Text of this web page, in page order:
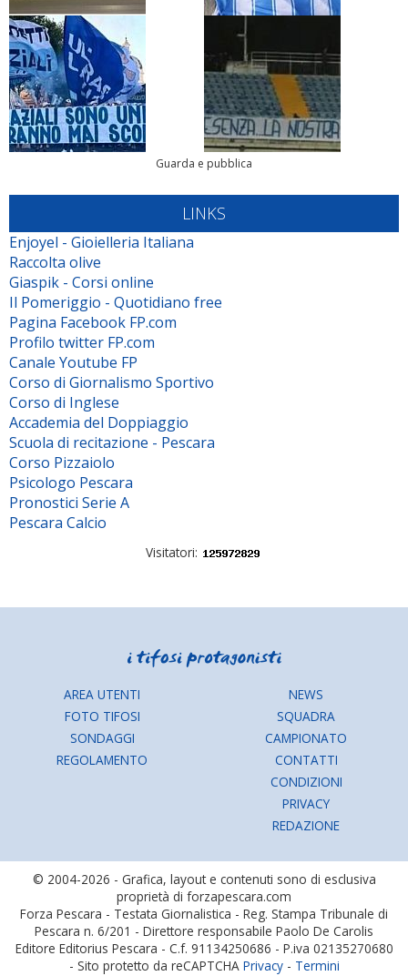
Guarda e pubblica
LINKS
Enjoyel - Gioielleria Italiana
Raccolta olive
Giaspik - Corsi online
Il Pomeriggio - Quotidiano free
Pagina Facebook FP.com
Profilo twitter FP.com
Canale Youtube FP
Corso di Giornalismo Sportivo
Corso di Inglese
Accademia del Doppiaggio
Scuola di recitazione - Pescara
Corso Pizzaiolo
Psicologo Pescara
Pronostici Serie A
Pescara Calcio
Visitatori:
AREA UTENTI
FOTO TIFOSI
SONDAGGI
REGOLAMENTO
NEWS
SQUADRA
CAMPIONATO
CONTATTI
CONDIZIONI
PRIVACY
REDAZIONE
© 2004-2026 - Grafica, layout e contenuti sono di esclusiva
proprietà di forzapescara.com
Forza Pescara - Testata Giornalistica - Reg. Stampa Tribunale di
Pescara n. 6/201 - Direttore responsabile Paolo De Carolis
Editore Editorius Pescara - C.f. 91134250686 - P.iva 02135270680
- Sito protetto da reCAPTCHA Privacy- Termini